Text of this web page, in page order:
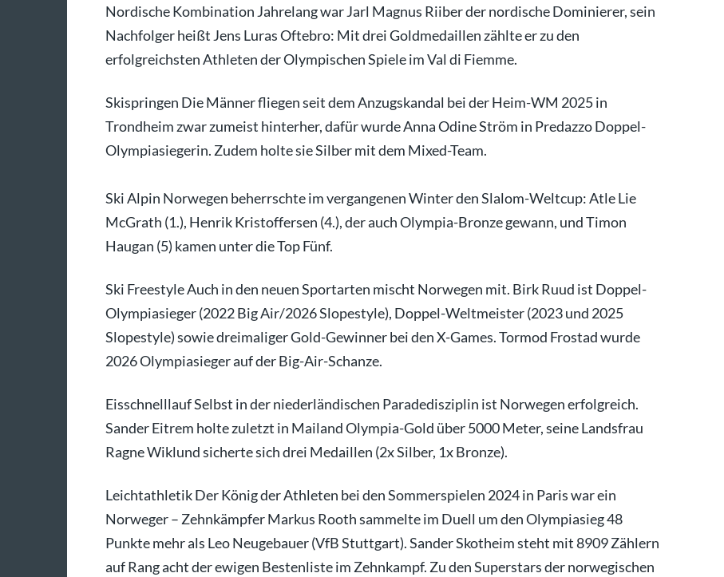
Nordische Kombination Jahrelang war Jarl Magnus Riiber der nordische Dominierer, sein
Nachfolger heißt Jens Luras Oftebro: Mit drei Goldmedaillen zählte er zu den
erfolgreichsten Athleten der Olympischen Spiele im Val di Fiemme.
Skispringen Die Männer fliegen seit dem Anzugskandal bei der Heim-WM 2025 in
Trondheim zwar zumeist hinterher, dafür wurde Anna Odine Ström in Predazzo Doppel-
Olympiasiegerin. Zudem holte sie Silber mit dem Mixed-Team.
Ski Alpin Norwegen beherrschte im vergangenen Winter den Slalom-Weltcup: Atle Lie
McGrath (1.), Henrik Kristoffersen (4.), der auch Olympia-Bronze gewann, und Timon
Haugan (5) kamen unter die Top Fünf.
Ski Freestyle Auch in den neuen Sportarten mischt Norwegen mit. Birk Ruud ist Doppel-
Olympiasieger (2022 Big Air/2026 Slopestyle), Doppel-Weltmeister (2023 und 2025
Slopestyle) sowie dreimaliger Gold-Gewinner bei den X-Games. Tormod Frostad wurde
2026 Olympiasieger auf der Big-Air-Schanze.
Eisschnelllauf Selbst in der niederländischen Paradedisziplin ist Norwegen erfolgreich.
Sander Eitrem holte zuletzt in Mailand Olympia-Gold über 5000 Meter, seine Landsfrau
Ragne Wiklund sicherte sich drei Medaillen (2x Silber, 1x Bronze).
Leichtathletik Der König der Athleten bei den Sommerspielen 2024 in Paris war ein
Norweger – Zehnkämpfer Markus Rooth sammelte im Duell um den Olympiasieg 48
Punkte mehr als Leo Neugebauer (VfB Stuttgart). Sander Skotheim steht mit 8909 Zählern
auf Rang acht der ewigen Bestenliste im Zehnkampf. Zu den Superstars der norwegischen